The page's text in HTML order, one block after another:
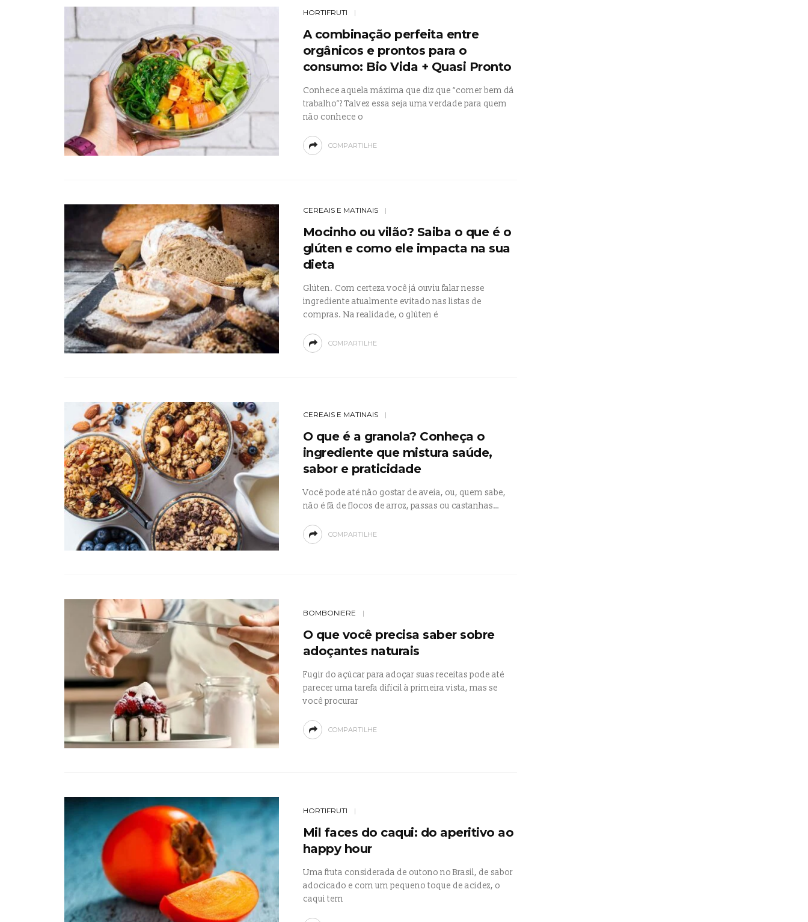
HORTIFRUTI
A combinação perfeita entre
orgânicos e prontos para o
consumo: Bio Vida + Quasi Pronto
Conhece aquela máxima que diz que “comer bem dá
trabalho”? Talvez essa seja uma verdade para quem
não conhece o
COMPARTILHE
CEREAIS E MATINAIS
Mocinho ou vilão? Saiba o que é o
glúten e como ele impacta na sua
dieta
Glúten. Com certeza você já ouviu falar nesse
ingrediente atualmente evitado nas listas de
compras. Na realidade, o glúten é
COMPARTILHE
CEREAIS E MATINAIS
O que é a granola? Conheça o
ingrediente que mistura saúde,
sabor e praticidade
Você pode até não gostar de aveia, ou, quem sabe,
não é fã de flocos de arroz, passas ou castanhas…
COMPARTILHE
BOMBONIERE
O que você precisa saber sobre
adoçantes naturais
Fugir do açúcar para adoçar suas receitas pode até
parecer uma tarefa difícil à primeira vista, mas se
você procurar
COMPARTILHE
HORTIFRUTI
Mil faces do caqui: do aperitivo ao
happy hour
Uma fruta considerada de outono no Brasil, de sabor
adocicado e com um pequeno toque de acidez, o
caqui tem